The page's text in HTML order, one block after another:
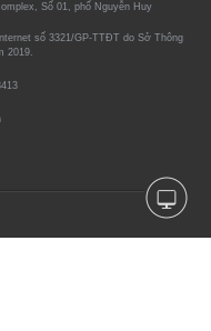
Số 01, phố Nguyễn Huy
số 3321/GP-TTĐT do Sở Thông
2019.